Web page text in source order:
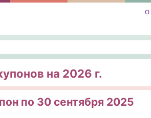
О
на 2026 г.
по 30 сентября 2025